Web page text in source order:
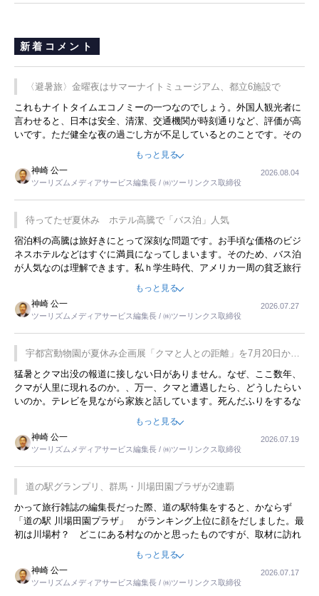
新着コメント
〈避暑旅〉金曜夜はサマーナイトミュージアム、都立6施設で
これもナイトタイムエコノミーの一つなのでしょう。外国人観光者に
言わせると、日本は安全、清潔、交通機関が時刻通りなど、評価が高
いです。ただ健全な夜の過ごし方が不足しているとのことです。その
ような意味で、金曜夜にこのようなイベントが行われれば、日本人に
限らず外国人にとっても楽しみが増えるでしょうね。
もっと見る
神崎 公一
ツーリズムメディアサービス編集長 / ㈱ツーリンクス取締役
2026.08.04
待ってたぜ夏休み ホテル高騰で「バス泊」人気
宿泊料の高騰は旅好きにとって深刻な問題です。お手頃な価格のビジ
ネスホテルなどはすぐに満員になってしまいます。そのため、バス泊
が人気なのは理解できます。私ｈ学生時代、アメリカ一周の貧乏旅行
をした時は、移動はグレイハウンドバスでした。夕方から夜の便を利
用してホテル代を浮かせていました。ただし、若いからできたことで
す。若い人が夜行バスで京都に行った、青森に行ったと聞くと、疲れ
が残らないのかなと思ってしまいます。
もっと見る
神崎 公一
ツーリズムメディアサービス編集長 / ㈱ツーリンクス取締役
2026.07.27
宇都宮動物園が夏休み企画展「クマと人との距離」を7月20日から
開催
猛暑とクマ出没の報道に接しない日がありません。なぜ、ここ数年、
クマが人里に現れるのか。、万一、クマと遭遇したら、どうしたらい
いのか。テレビを見ながら家族と話しています。死んだふりをするな
んてことは、冗談でもいえません。そんな中で、この企画展はタイム
もっと見る
神崎 公一
ツーリズムメディアサービス編集長 / ㈱ツーリンクス取締役
2026.07.19
道の駅グランプリ、群馬・川場田園プラザが2連覇
かって旅行雑誌の編集長だった際、道の駅特集をすると、かならず
「道の駅 川場田園プラザ」 がランキング上位に顔をだしました。最
初は川場村？ どこにある村なのかと思ったものですが、取材に訪れ
永井 彰一社長にインタビューしたら、興味深い話が次々が飛び出しま
した。プレゼンも巧みで、今でも思い出すことが２つあります。一つ
は、従業員に東京ディズニーランドを見学させ、サービス業、接客業
の何かを理解してもらっていることです。 もう一つは1800円もする
もっと見る
神崎 公一
ツーリズムメディアサービス編集長 / ㈱ツーリンクス取締役
2026.07.17